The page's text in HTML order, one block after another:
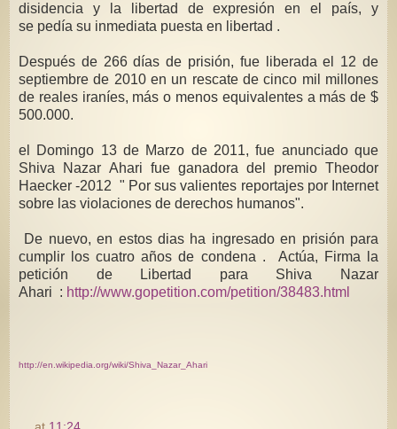
disidencia y la libertad de expresión en el país, y
se pedía su inmediata puesta en libertad .
Después de 266 días de prisión, fue liberada el 12 de
septiembre de 2010 en un rescate de cinco mil millones
de reales iraníes, más o menos equivalentes a más de $
500.000.
el Domingo 13 de Marzo de 2011, fue anunciado que
Shiva Nazar Ahari fue ganadora del premio Theodor
Haecker -2012 " Por sus valientes reportajes por Internet
sobre las violaciones de derechos humanos".
De nuevo, en estos dias ha ingresado en prisión para
cumplir los cuatro años de condena . Actúa, Firma la
petición de Libertad para Shiva Nazar
Ahari : http://www.gopetition.com/petition/38483.html
http://en.wikipedia.org/wiki/Shiva_Nazar_Ahari